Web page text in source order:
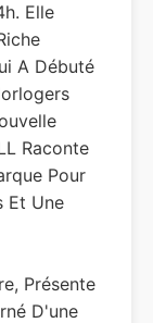
Elle
A Débuté
Raconte
Pour
Et Une
Présente
D'une